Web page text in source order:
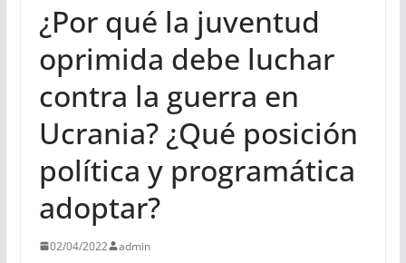
¿Por qué la juventud
oprimida debe luchar
contra la guerra en
Ucrania? ¿Qué posición
política y programática
adoptar?
02/04/2022 admin